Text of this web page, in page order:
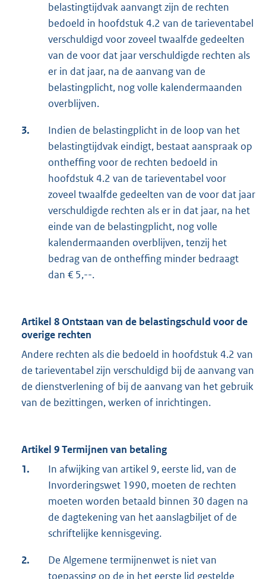
belastingtijdvak aanvangt zijn de rechten
bedoeld in hoofdstuk 4.2 van de tarieventabel
verschuldigd voor zoveel twaalfde gedeelten
van de voor dat jaar verschuldigde rechten als
er in dat jaar, na de aanvang van de
belastingplicht, nog volle kalendermaanden
overblijven.
3.
Indien de belastingplicht in de loop van het
belastingtijdvak eindigt, bestaat aanspraak op
ontheffing voor de rechten bedoeld in
hoofdstuk 4.2 van de tarieventabel voor
zoveel twaalfde gedeelten van de voor dat jaar
verschuldigde rechten als er in dat jaar, na het
einde van de belastingplicht, nog volle
kalendermaanden overblijven, tenzij het
bedrag van de ontheffing minder bedraagt
dan € 5,--.
Artikel 8 Ontstaan van de belastingschuld voor de
overige rechten
Andere rechten als die bedoeld in hoofdstuk 4.2 van
de tarieventabel zijn verschuldigd bij de aanvang van
de dienstverlening of bij de aanvang van het gebruik
van de bezittingen, werken of inrichtingen.
Artikel 9 Termijnen van betaling
1.
In afwijking van artikel 9, eerste lid, van de
Invorderingswet 1990, moeten de rechten
moeten worden betaald binnen 30 dagen na
de dagtekening van het aanslagbiljet of de
schriftelijke kennisgeving.
2.
De Algemene termijnenwet is niet van
toepassing op de in het eerste lid gestelde